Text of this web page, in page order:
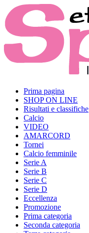
Prima pagina
SHOP ON LINE
Risultati e classifiche
Calcio
VIDEO
AMARCORD
Tornei
Calcio femminile
Serie A
Serie B
Serie C
Serie D
Eccellenza
Promozione
Prima categoria
Seconda categoria